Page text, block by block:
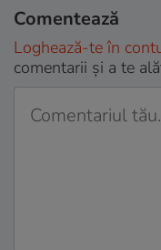
Comentează
Loghează-te în
comentarii și a te